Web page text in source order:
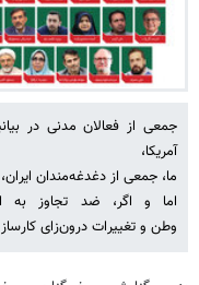
جمعی از فعالان مدنی در
ما، جمعی از دغدغه‌مندان
اما و اگر، ضد تجاوز به
وطن و تغییرات درون‌زای